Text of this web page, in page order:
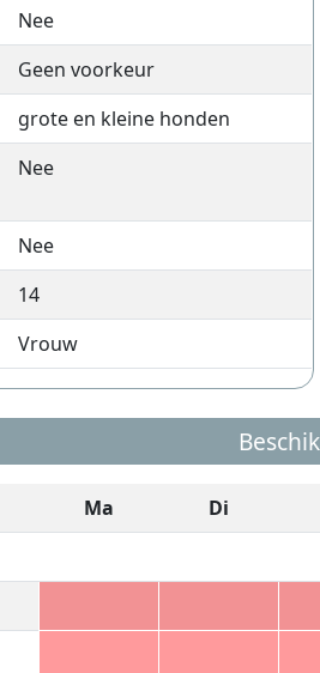
Nee
Geen voorkeur
grote en kleine honden
Nee
Nee
14
Vrouw
Ma Di